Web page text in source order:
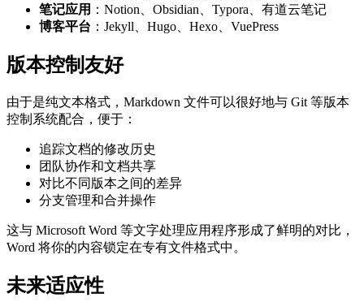
笔记应用 ：Notion、Obsidian、Typora、有道云笔记
博客平台 ：Jekyll、Hugo、Hexo、VuePress
版本控制友好
由于是纯文本格式，Markdown 文件可以很好地与 Git 等版本
控制系统配合，便于：
追踪文档的修改历史
团队协作和文档共享
对比不同版本之间的差异
分支管理和合并操作
这与 Microsoft Word 等文字处理应用程序形成了鲜明的对比，
Word 将你的内容锁定在专有文件格式中。
未来适应性